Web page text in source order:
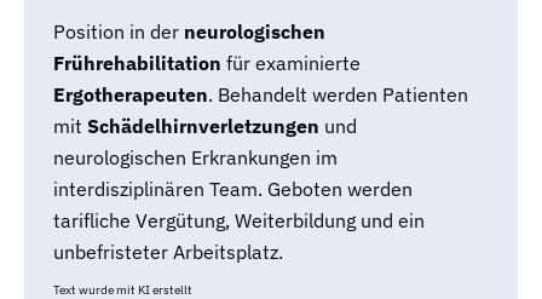
Position in der neurologischen
Frührehabilitation für examinierte
Ergotherapeuten. Behandelt werden Patienten
mit Schädelhirnverletzungen und
neurologischen Erkrankungen im
interdisziplinären Team. Geboten werden
tarifliche Vergütung, Weiterbildung und ein
unbefristeter Arbeitsplatz.
Text wurde mit KI erstellt